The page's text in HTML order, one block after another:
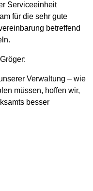
Serviceeinheit
für die sehr gute
betreffend
Verwaltung – wie
müssen, hoffen wir,
besser